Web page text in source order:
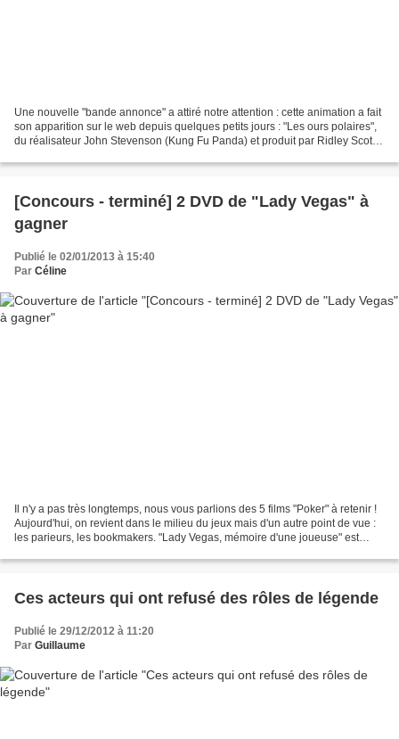
Une nouvelle "bande annonce" a attiré notre attention : cette animation a fait
son apparition sur le web depuis quelques petits jours : "Les ours polaires",
du réalisateur John Stevenson (Kung Fu Panda) et produit par Ridley Scott !
[Concours - terminé] 2 DVD de "Lady Vegas" à
gagner
Publié le 02/01/2013 à 15:40
Par Céline
Il n'y a pas très longtemps, nous vous parlions des 5 films "Poker" à retenir !
Aujourd'hui, on revient dans le milieu du jeux mais d'un autre point de vue :
les parieurs, les bookmakers. "Lady Vegas, mémoire d'une joueuse" est
Ces acteurs qui ont refusé des rôles de légende
Publié le 29/12/2012 à 11:20
Par Guillaume